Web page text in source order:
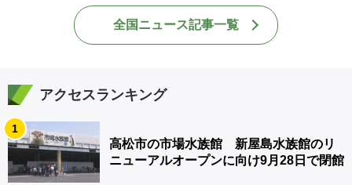
全国ニュース記事一覧
アクセスランキング
1
高松市の市場水族館 新屋島水族館のリ
ニューアルオープンに向け9月28日で閉館